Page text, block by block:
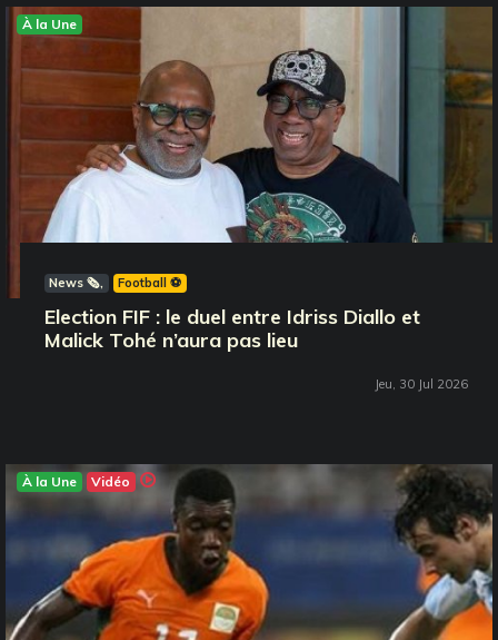
À la Une
News 🗞️ Football ⚽️
Election FIF : le duel entre Idriss Diallo et
Malick Tohé n’aura pas lieu
Jeu, 30 Jul 2026
À la Une Vidéo